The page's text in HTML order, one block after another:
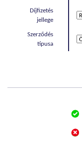
Díjfizetés
jellege
Szerződés
típusa